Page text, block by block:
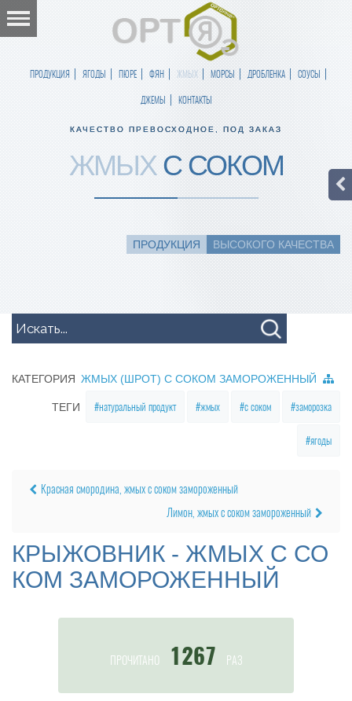
ПРОДУКЦИЯ ЯГОДЫ ПЮРЕ ФЯН ЖМЫХ МОРСЫ ДРОБЛЕНКА СОУСЫ
ДЖЕМЫ КОНТАКТЫ
КАЧЕСТВО ПРЕВОСХОДНОЕ, ПОД ЗАКАЗ
ЖМЫХ С СОКОМ
ПРОДУКЦИЯ ВЫСОКОГО КАЧЕСТВА
КАТЕГОРИЯ ЖМЫХ (ШРОТ) С СОКОМ ЗАМОРОЖЕННЫЙ
ТЕГИ натуральный продукт жмых с соком заморозка
ягоды
Красная смородина, жмых с соком замороженный
Лимон, жмых с соком замороженный
КРЫЖОВНИК - ЖМЫХ С СО
КОМ ЗАМОРОЖЕННЫЙ
ПРОЧИТАНО 1267 РАЗ